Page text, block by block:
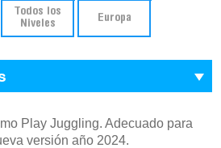
Todos los
Niveles
Europa
Play Juggling. Adecuado para
versión año 2024.